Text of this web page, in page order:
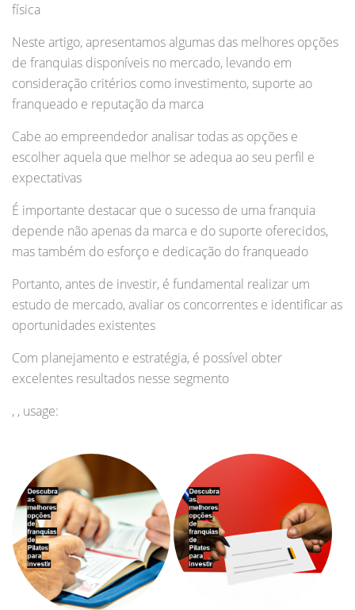
física
Neste artigo, apresentamos algumas das melhores opções
de franquias disponíveis no mercado, levando em
consideração critérios como investimento, suporte ao
franqueado e reputação da marca
Cabe ao empreendedor analisar todas as opções e
escolher aquela que melhor se adequa ao seu perfil e
expectativas
É importante destacar que o sucesso de uma franquia
depende não apenas da marca e do suporte oferecidos,
mas também do esforço e dedicação do franqueado
Portanto, antes de investir, é fundamental realizar um
estudo de mercado, avaliar os concorrentes e identificar as
oportunidades existentes
Com planejamento e estratégia, é possível obter
excelentes resultados nesse segmento
, , usage: